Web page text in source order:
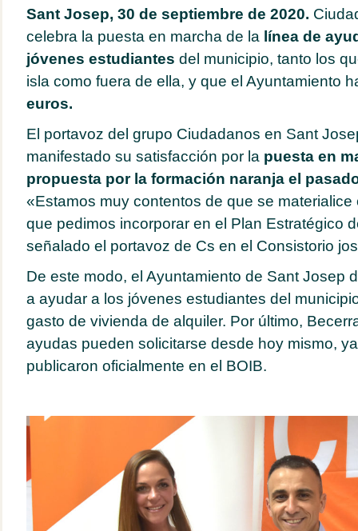
Sant Josep, 30 de septiembre de 2020.
celebra la puesta en marcha de la línea de
jóvenes estudiantes del municipio, tanto los
isla como fuera de ella, y que el Ayuntamiento
euros.
El portavoz del grupo Ciudadanos en Sant
manifestado su satisfacción por la puesta en
propuesta por la formación naranja el
«Estamos muy contentos de que se materialice
que pedimos incorporar en el Plan Estratégico
señalado el portavoz de Cs en el Consistorio
De este modo, el Ayuntamiento de Sant Josep
a ayudar a los jóvenes estudiantes del
gasto de vivienda de alquiler. Por último,
ayudas pueden solicitarse desde hoy mismo,
publicaron oficialmente en el BOIB.